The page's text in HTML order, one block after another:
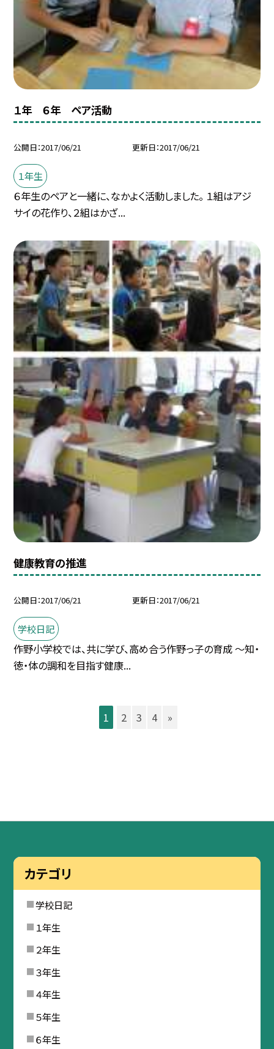
１年 ６年 ペア活動
公開日 2017/06/21 更新日 2017/06/21
１年生
６年生のペアと一緒に、なかよく活動しました。 １組はアジ
サイの花作り、２組はかざ...
健康教育の推進
公開日 2017/06/21 更新日 2017/06/21
学校日記
作野小学校では、共に学び、高め合う作野っ子の育成 〜知・
徳・体の調和を目指す健康...
1 2 3 4 »
カテゴリ
学校日記
１年生
２年生
３年生
４年生
５年生
６年生